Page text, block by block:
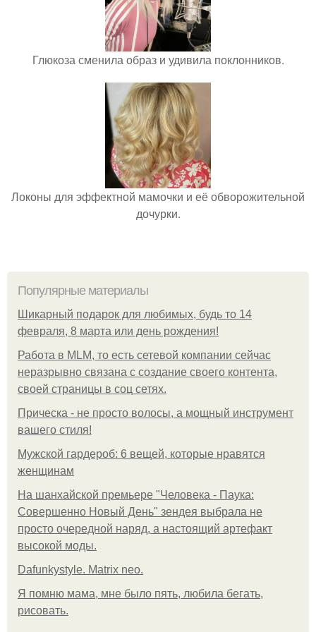
Глюкоза сменила образ и удивила поклонников.
Локоны для эффектной мамочки и её обворожительной
дочурки.
Популярные материалы
Шикарный подарок для любимых, будь то 14
февраля, 8 марта или день рождения!
Работа в MLM, то есть сетевой компании сейчас
неразрывно связана с создание своего контента,
своей страницы в соц сетях.
Прическа - не просто волосы, а мощный инструмент
вашего стиля!
Мужской гардероб: 6 вещей, которые нравятся
женщинам
На шанхайской премьере "Человека - Паука:
Совершенно Новый День" зендея выбрала не
просто очередной наряд, а настоящий артефакт
высокой моды.
Dafunkystyle. Matrix neo.
Я помню мама, мне было пять, любила бегать,
рисовать.